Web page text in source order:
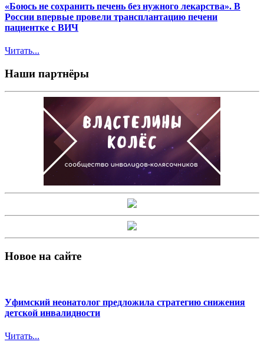
«Боюсь не сохранить печень без нужного лекарства». В
России впервые провели трансплантацию печени
пациентке с ВИЧ
Читать...
Наши партнёры
Новое на сайте
Уфимский неонатолог предложила стратегию снижения
детской инвалидности
Читать...